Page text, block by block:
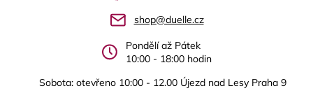
shop@duelle.cz
Pondělí až Pátek
10:00 - 18:00 hodin
Sobota: otevřeno 10:00 - 12.00 Újezd nad Lesy Praha 9